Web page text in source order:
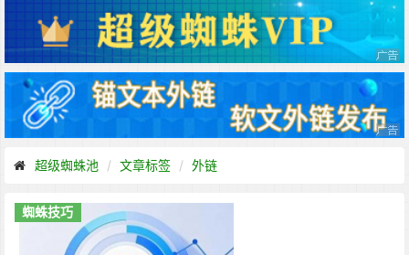
超级蜘蛛池 文章标签 外链
蜘蛛技巧